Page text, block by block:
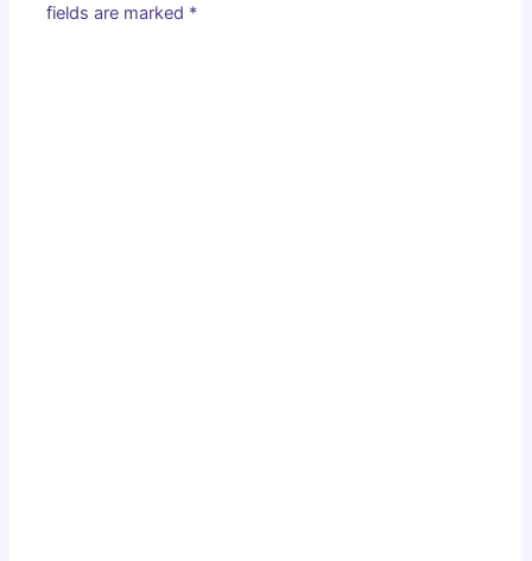
fields are marked *